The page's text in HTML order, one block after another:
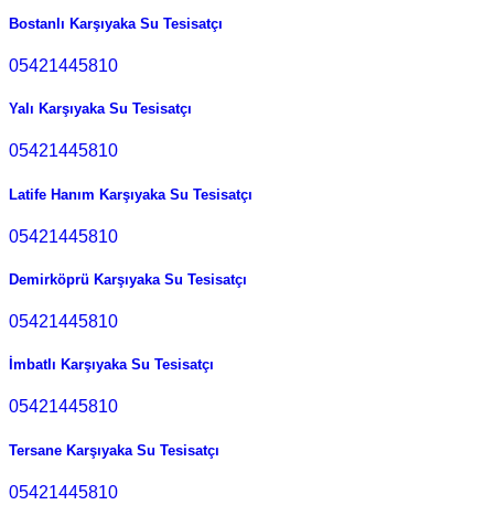
Bostanlı Karşıyaka Su Tesisatçı
05421445810
Yalı Karşıyaka Su Tesisatçı
05421445810
Latife Hanım Karşıyaka Su Tesisatçı
05421445810
Demirköprü Karşıyaka Su Tesisatçı
05421445810
İmbatlı Karşıyaka Su Tesisatçı
05421445810
Tersane Karşıyaka Su Tesisatçı
05421445810